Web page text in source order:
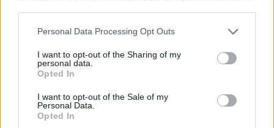
Personal Data Processing Opt Outs
I want to opt-out of the Sharing of my
personal data.
Opted In
I want to opt-out of the Sale of my
Personal Data.
Opted In
RELATEDPOSTS